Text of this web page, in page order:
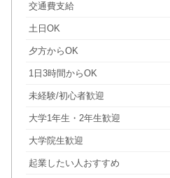
交通費支給
土日OK
夕方からOK
1日3時間からOK
未経験/初心者歓迎
大学1年生・2年生歓迎
大学院生歓迎
起業したい人おすすめ